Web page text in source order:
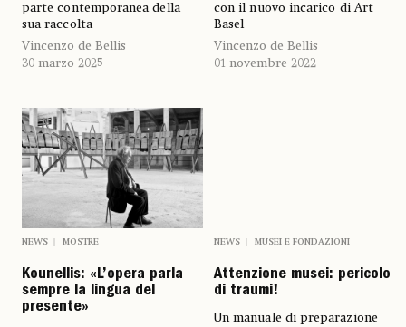
parte contemporanea della
sua raccolta
Vincenzo de Bellis
30 marzo 2025
con il nuovo incarico di Art
Basel
Vincenzo de Bellis
01 novembre 2022
NEWS MOSTRE
Kounellis: «L’opera parla
sempre la lingua del
presente»
NEWS MUSEI E FONDAZIONI
Attenzione musei: pericolo
di traumi!
Un manuale di preparazione